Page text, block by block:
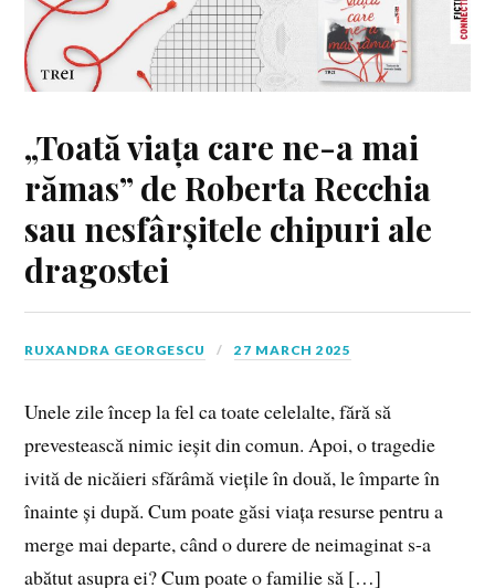
„Toată viața care ne-a mai
rămas” de Roberta Recchia
sau nesfârșitele chipuri ale
dragostei
RUXANDRA GEORGESCU 27 MARCH 2025
Unele zile încep la fel ca toate celelalte, fără să
prevestească nimic ieșit din comun. Apoi, o tragedie
ivită de nicăieri sfărâmă viețile în două, le împarte în
înainte și după. Cum poate găsi viața resurse pentru a
merge mai departe, când o durere de neimaginat s-a
abătut asupra ei? Cum poate o familie să […]